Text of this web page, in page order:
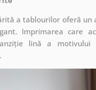
a tablourilor oferă un
Imprimarea care
lină a